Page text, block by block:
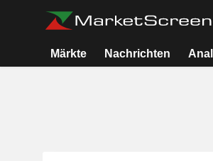
Märkte Nachrichten